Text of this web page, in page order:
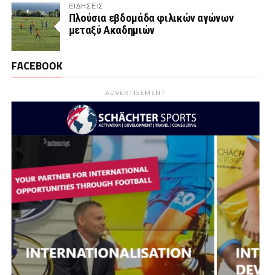
ΕΙΔΗΣΕΙΣ
Πλούσια εβδομάδα φιλικών αγώνων
μεταξύ Ακαδημιών
FACEBOOK
ADVERTISEMENT